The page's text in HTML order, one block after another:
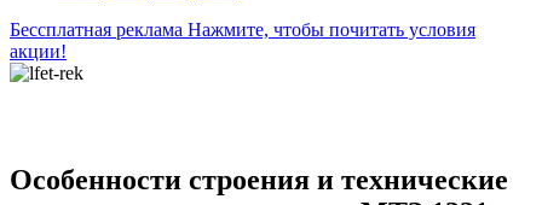
Бессплатная реклама Нажмите, чтобы почитать условия
акции!
Особенности строения и технические